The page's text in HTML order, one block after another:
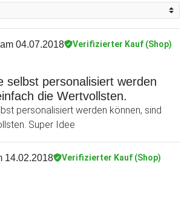
04.07.2018 Verifizierter Kauf (Shop)
selbst personalisiert werden
die Wertvollsten.
personalisiert werden können, sind
Super Idee
14.02.2018 Verifizierter Kauf (Shop)